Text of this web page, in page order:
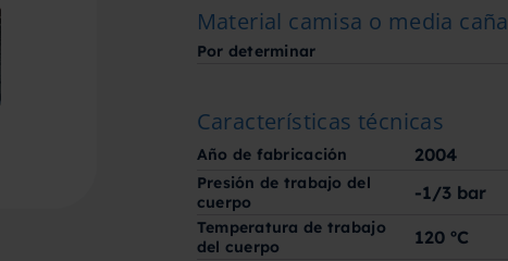
Material camisa o media caña
Por determinar
Características técnicas
Año de fabricación 2004
Presión de trabajo del
cuerpo
-1/3 bar
Temperatura de trabajo
del cuerpo
120 ºC